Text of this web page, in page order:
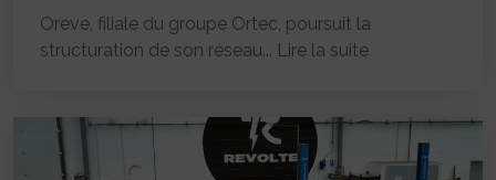
Oreve, filiale du groupe Ortec, poursuit la
structuration de son réseau... Lire la suite